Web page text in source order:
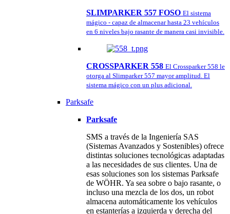
SLIMPARKER 557 FOSO El sistema
mágico - capaz de almacenar hasta 23 vehículos
en 6 niveles bajo rasante de manera casi invisible.
CROSSPARKER 558 El Crossparker 558 le
otorga al Slimparker 557 mayor amplitud. El
sistema mágico con un plus adicional.
Parksafe
Parksafe
SMS a través de la Ingeniería SAS
(Sistemas Avanzados y Sostenibles) ofrece
distintas soluciones tecnológicas adaptadas
a las necesidades de sus clientes. Una de
esas soluciones son los sistemas Parksafe
de WÖHR. Ya sea sobre o bajo rasante, o
incluso una mezcla de los dos, un robot
almacena automáticamente los vehículos
en estanterías a izquierda y derecha del